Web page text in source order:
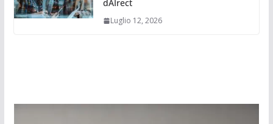
dAIrect
Luglio 12, 2026